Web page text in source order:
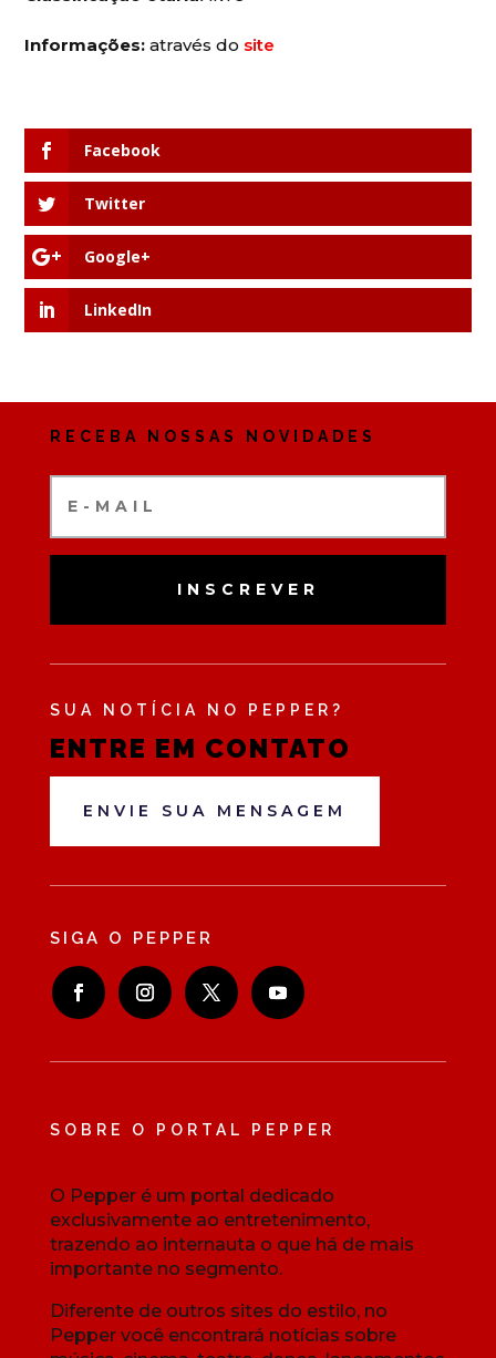
Informações: através do site
Facebook
Twitter
Google+
LinkedIn
RECEBA NOSSAS NOVIDADES
INSCREVER
SUA NOTÍCIA NO PEPPER?
ENTRE EM CONTATO
ENVIE SUA MENSAGEM
SIGA O PEPPER
SOBRE O PORTAL PEPPER
O Pepper é um portal dedicado
exclusivamente ao entretenimento,
trazendo ao internauta o que há de mais
importante no segmento.
Diferente de outros sites do estilo, no
Pepper você encontrará notícias sobre